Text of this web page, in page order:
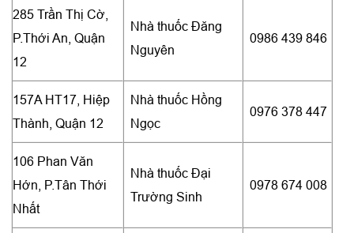
285 Trần Thị Cờ,
P.Thới An, Quận
12
Nhà thuốc Đăng
Nguyên
0986 439 846
157A HT17, Hiệp
Thành, Quận 12
Nhà thuốc Hồng
Ngọc
0976 378 447
106 Phan Văn
Hớn, P.Tân Thới
Nhất
Nhà thuốc Đại
Trường Sinh
0978 674 008